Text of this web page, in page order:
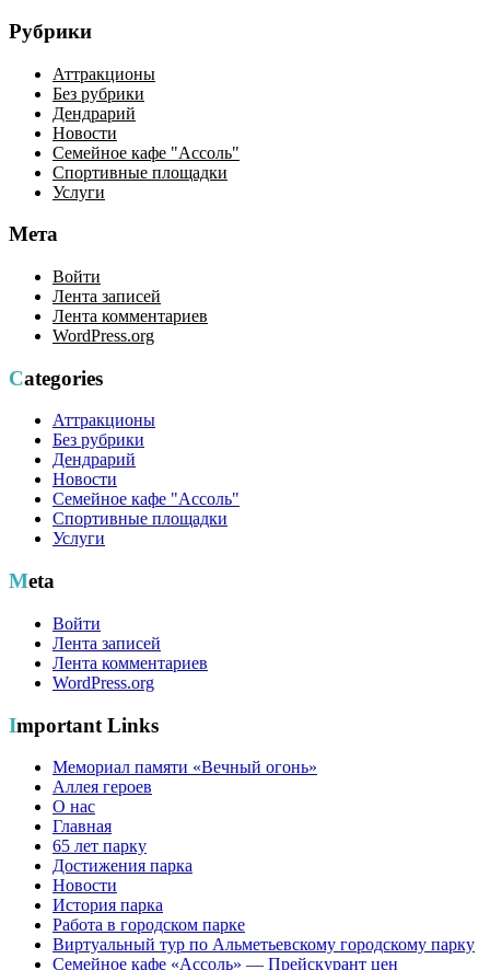
Рубрики
Аттракционы
Без рубрики
Дендрарий
Новости
Семейное кафе "Ассоль"
Спортивные площадки
Услуги
Мета
Войти
Лента записей
Лента комментариев
WordPress.org
Categories
Аттракционы
Без рубрики
Дендрарий
Новости
Семейное кафе "Ассоль"
Спортивные площадки
Услуги
Meta
Войти
Лента записей
Лента комментариев
WordPress.org
Important Links
Мемориал памяти «Вечный огонь»
Аллея героев
О нас
Главная
65 лет парку
Достижения парка
Новости
История парка
Работа в городском парке
Виртуальный тур по Альметьевскому городскому парку
Семейное кафе «Ассоль» — Прейскурант цен